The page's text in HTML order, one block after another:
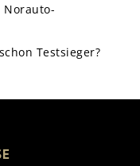
Norauto-
Testsieger?